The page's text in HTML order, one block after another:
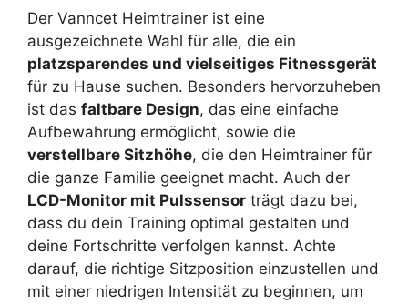
Der Vanncet Heimtrainer ist eine
ausgezeichnete Wahl für alle, die ein
platzsparendes und vielseitiges Fitnessgerät
für zu Hause suchen. Besonders hervorzuheben
ist das faltbare Design, das eine einfache
Aufbewahrung ermöglicht, sowie die
verstellbare Sitzhöhe, die den Heimtrainer für
die ganze Familie geeignet macht. Auch der
LCD-Monitor mit Pulssensor trägt dazu bei,
dass du dein Training optimal gestalten und
deine Fortschritte verfolgen kannst. Achte
darauf, die richtige Sitzposition einzustellen und
mit einer niedrigen Intensität zu beginnen, um